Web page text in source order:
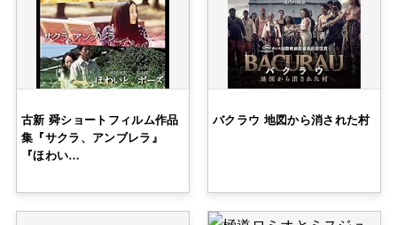
古新 舜ショートフィルム作品
集『サクラ、アンブレラ』
『ほわい…
バクラウ 地図から消された村